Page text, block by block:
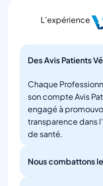
L’expérience
Des Avis Patients
Chaque
son compte Avis
engagé à
transparence dans
de santé.
Nous combattons